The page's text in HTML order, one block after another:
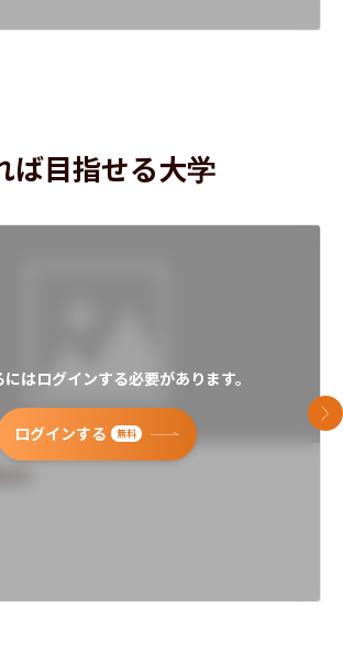
ば目指せる大学
はログインする必要があります。
ログインする 無料
次